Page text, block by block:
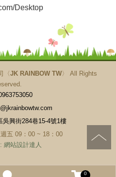
Desktop
0
〈JK RAINBOW TW〉
All Rights
吳興街284巷15-4號1樓
五 09：00 ~ 18：00
: 網站設計達人